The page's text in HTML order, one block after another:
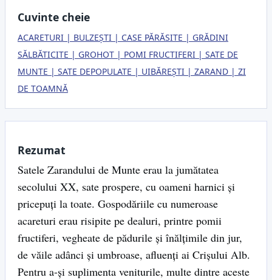
Cuvinte cheie
ACARETURI BULZEȘTI CASE PĂRĂSITE
GRĂDINI
SĂLBĂTICITE
GROHOT POMI FRUCTIFERI
SATE DE
MUNTE
SATE DEPOPULATE UIBĂREȘTI ZARAND
ZI
DE TOAMNĂ
Rezumat
Satele Zarandului de Munte erau la jumătatea
secolului XX, sate prospere, cu oameni harnici și
pricepuți la toate. Gospodăriile cu numeroase
acareturi erau risipite pe dealuri, printre pomii
fructiferi, vegheate de pădurile și înălțimile din jur,
de văile adânci și umbroase, afluenți ai Crișului Alb.
Pentru a-și suplimenta veniturile, multe dintre aceste